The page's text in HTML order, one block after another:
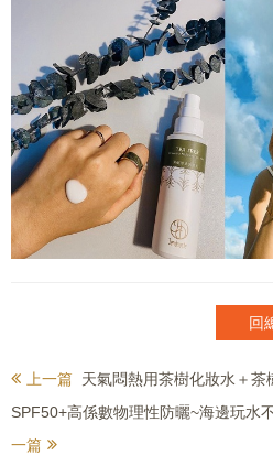
回
上一篇 天氣悶熱用茶樹化妝水＋
SPF50+高係數物理性防曬~海邊玩水
一篇